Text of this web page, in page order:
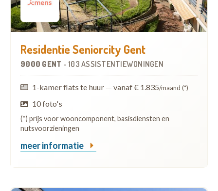
Residentie Seniorcity Gent
9000 GENT - 103 ASSISTENTIEWONINGEN
1-kamer flats te huur — vanaf € 1.835/maand (*)
10 foto's
(*) prijs voor wooncomponent, basisdiensten en
nutsvoorzieningen
meer informatie